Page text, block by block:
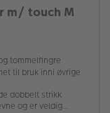
m/ touch M
tommelfingre
til bruk inni øvrige
dobbelt strikk
og er veldig